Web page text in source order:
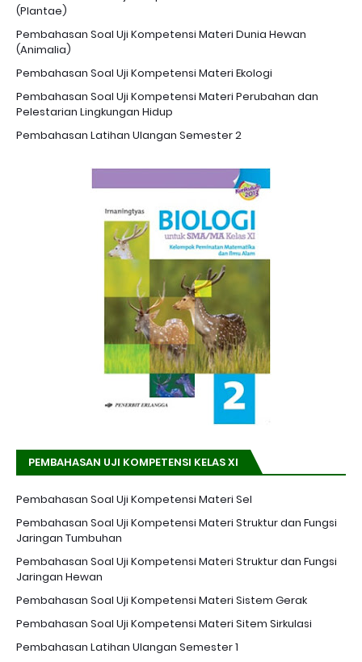
(Plantae)
Pembahasan Soal Uji Kompetensi Materi Dunia Hewan
(Animalia)
Pembahasan Soal Uji Kompetensi Materi Ekologi
Pembahasan Soal Uji Kompetensi Materi Perubahan dan
Pelestarian Lingkungan Hidup
Pembahasan Latihan Ulangan Semester 2
PEMBAHASAN UJI KOMPETENSI KELAS XI
Pembahasan Soal Uji Kompetensi Materi Sel
Pembahasan Soal Uji Kompetensi Materi Struktur dan Fungsi
Jaringan Tumbuhan
Pembahasan Soal Uji Kompetensi Materi Struktur dan Fungsi
Jaringan Hewan
Pembahasan Soal Uji Kompetensi Materi Sistem Gerak
Pembahasan Soal Uji Kompetensi Materi Sitem Sirkulasi
Pembahasan Latihan Ulangan Semester 1